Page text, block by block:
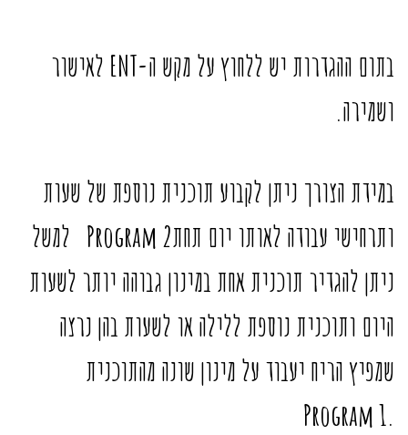
בתום ההגדרות יש ללחוץ על מקש ה-ENT לאישור
ושמירה.
במידת הצורך ניתן לקבוע תוכנית נוספת של שעות
ותרחישי עבודה לאותו יום תחתProgram 2 למשל
ניתן להגדיר תוכנית אחת במינון גבוהה יותר לשעות
היום ותוכנית נוספת ללילה או לשעות בהן נרצה
שמפיץ הריח יעבוד על מינון שונה מהתוכנית
.Program 1